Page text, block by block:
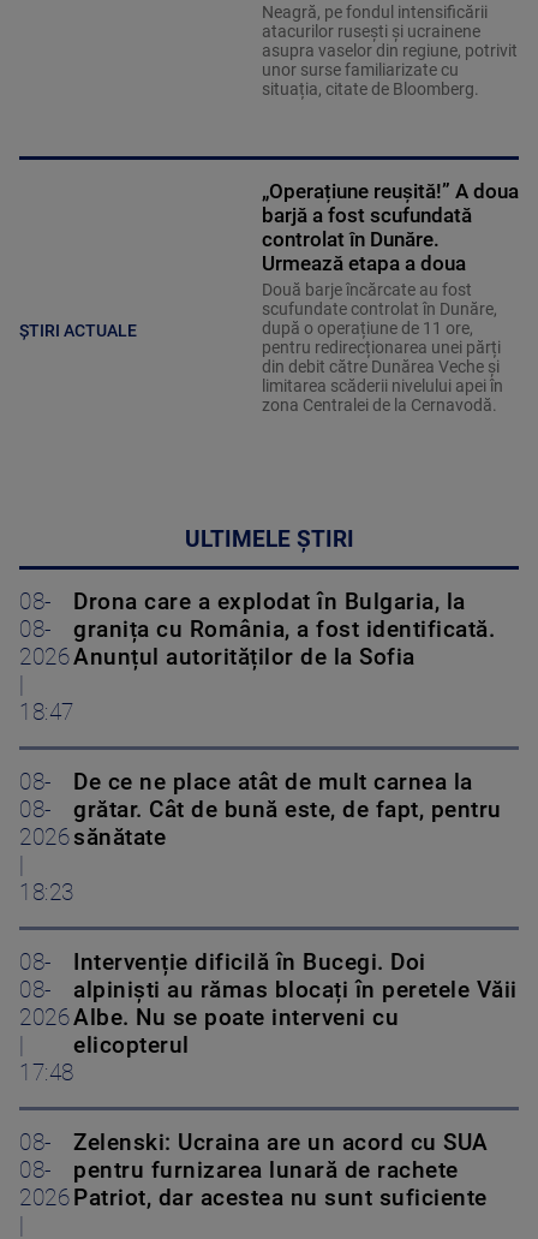
Neagră, pe fondul intensificării
atacurilor rusești și ucrainene
asupra vaselor din regiune, potrivit
unor surse familiarizate cu
situația, citate de Bloomberg.
ȘTIRI ACTUALE
„Operațiune reușită!” A doua
barjă a fost scufundată
controlat în Dunăre.
Urmează etapa a doua
Două barje încărcate au fost
scufundate controlat în Dunăre,
după o operațiune de 11 ore,
pentru redirecționarea unei părți
din debit către Dunărea Veche și
limitarea scăderii nivelului apei în
zona Centralei de la Cernavodă.
ULTIMELE ȘTIRI
08-
08-
2026
18:47
Drona care a explodat în Bulgaria, la
granița cu România, a fost identificată.
Anunțul autorităților de la Sofia
08-
08-
2026
18:23
De ce ne place atât de mult carnea la
grătar. Cât de bună este, de fapt, pentru
sănătate
08-
08-
2026
17:48
Intervenție dificilă în Bucegi. Doi
alpiniști au rămas blocați în peretele Văii
Albe. Nu se poate interveni cu
elicopterul
08-
08-
2026
Zelenski: Ucraina are un acord cu SUA
pentru furnizarea lunară de rachete
Patriot, dar acestea nu sunt suficiente